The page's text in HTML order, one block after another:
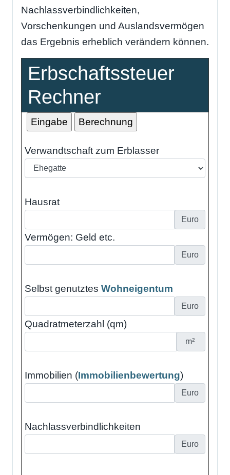
Nachlassverbindlichkeiten,
Vorschenkungen und Auslandsvermögen
das Ergebnis erheblich verändern können.
Erbschaftssteuer
Rechner
Verwandtschaft zum Erblasser
Hausrat
Euro
Vermögen: Geld etc.
Euro
Selbst genutztes Wohneigentum
Euro
Quadratmeterzahl (qm)
m²
Immobilien (Immobilienbewertung)
Euro
Nachlassverbindlichkeiten
Euro